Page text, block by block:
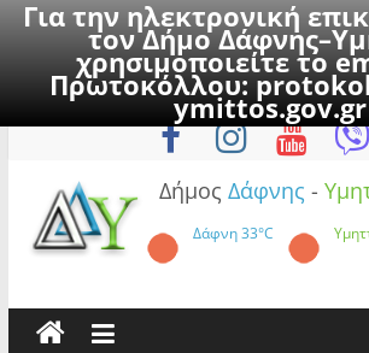
Για την ηλεκτρονική
τον Δήμο
χρησιμοποιείτε το
Πρωτοκόλλου:
ymittos.gov.gr
to
Κυριακή, 9 Αυγούστου
Δήμος Δάφνης -
Δάφνη33°C